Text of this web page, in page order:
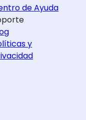
de Ayuda
y